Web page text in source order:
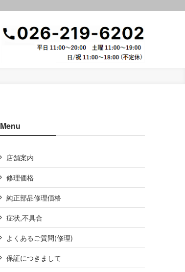
Menu
店舗案内
修理価格
純正部品修理価格
症状,不具合
よくあるご質問(修理)
保証につきまして